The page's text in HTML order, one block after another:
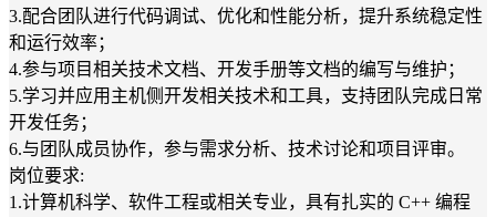
3.配合团队进行代码调试、优化和性能分析，提升系统稳定性
和运行效率；
4.参与项目相关技术文档、开发手册等文档的编写与维护；
5.学习并应用主机侧开发相关技术和工具，支持团队完成日常
开发任务；
6.与团队成员协作，参与需求分析、技术讨论和项目评审。
岗位要求:
1.计算机科学、软件工程或相关专业，具有扎实的 C++ 编程